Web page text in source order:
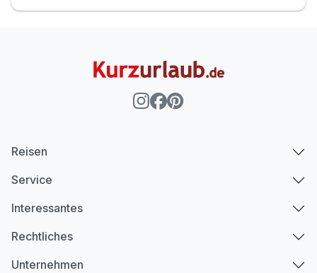
Reisen
Service
Interessantes
Rechtliches
Unternehmen